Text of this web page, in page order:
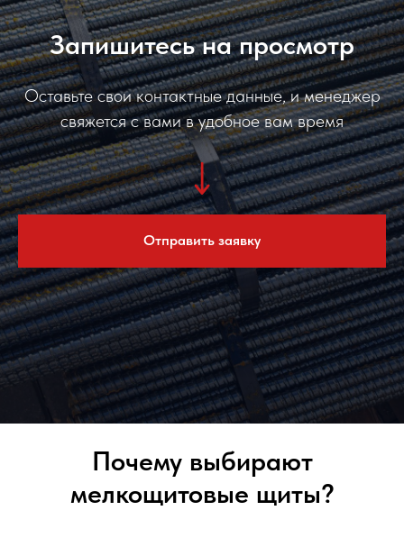
Запишитесь на просмотр
Оставьте свои контактные данные, и менеджер
свяжется с вами в удобное вам время
Отправить заявку
Почему выбирают
мелкощитовые щиты?